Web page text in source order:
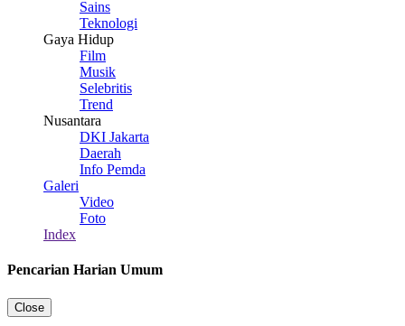
Sains
Teknologi
Gaya Hidup
Film
Musik
Selebritis
Trend
Nusantara
DKI Jakarta
Daerah
Info Pemda
Galeri
Video
Foto
Index
Pencarian Harian Umum
Close